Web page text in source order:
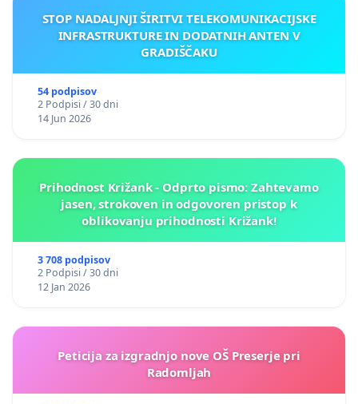
STOP NADALJNJI ŠIRITVI TELEKOMUNIKACIJSKE
INFRASTRUKTURE IN DODATNIH ANTEN V
GRADIŠČAKU
54 podpisov
2 Podpisi / 30 dni
14 Jun 2026
Prihodnost Križank - Odprto pismo: Zahtevamo
jasen, strokoven in odgovoren pristop k
oblikovanju prihodnosti Križank!
3 708 podpisov
2 Podpisi / 30 dni
12 Jan 2026
Peticija za izgradnjo nove OŠ Preserje pri
Radomljah